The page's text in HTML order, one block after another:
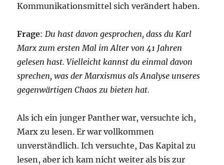
Kommunikationsmittel sich verändert haben.
Frage: Du hast davon gesprochen, dass du Karl
Marx zum ersten Mal im Alter von 41 Jahren
gelesen hast. Vielleicht kannst du einmal davon
sprechen, was der Marxismus als Analyse unseres
gegenwärtigen Chaos zu bieten hat.
Als ich ein junger Panther war, versuchte ich,
Marx zu lesen. Er war vollkommen
unverständlich. Ich versuchte, Das Kapital zu
lesen, aber ich kam nicht weiter als bis zur